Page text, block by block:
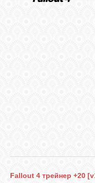
Fallout 4 трейнер +20